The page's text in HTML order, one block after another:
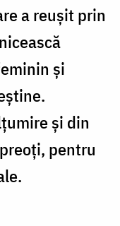
a reușit prin
și
și din
pentru